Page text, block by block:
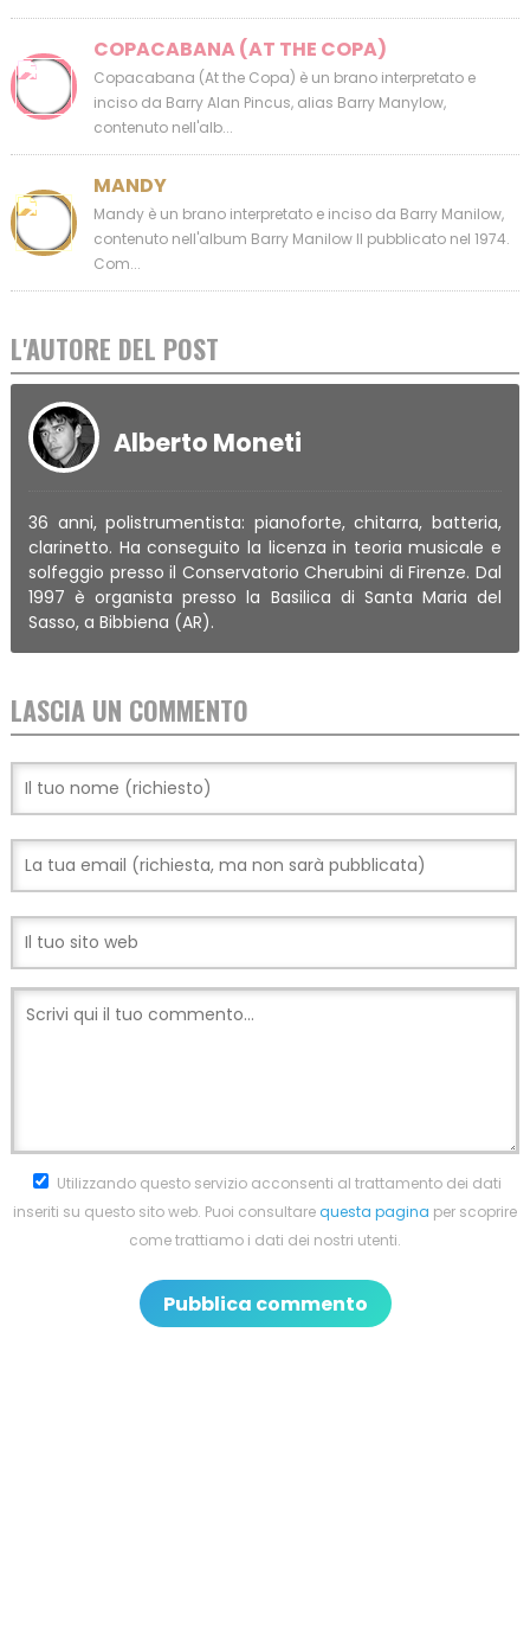
COPACABANA (AT THE COPA)
Copacabana (At the Copa) è un brano interpretato e
inciso da Barry Alan Pincus, alias Barry Manylow,
contenuto nell'alb...
MANDY
Mandy è un brano interpretato e inciso da Barry Manilow,
contenuto nell'album Barry Manilow II pubblicato nel 1974.
Com...
L'AUTORE DEL POST
Alberto Moneti
36 anni, polistrumentista: pianoforte, chitarra, batteria,
clarinetto. Ha conseguito la licenza in teoria musicale e
solfeggio presso il Conservatorio Cherubini di Firenze. Dal
1997 è organista presso la Basilica di Santa Maria del
Sasso, a Bibbiena (AR).
LASCIA UN COMMENTO
Utilizzando questo servizio acconsenti al trattamento dei dati
inseriti su questo sito web. Puoi consultarequesta pagina per scoprire
come trattiamo i dati dei nostri utenti.